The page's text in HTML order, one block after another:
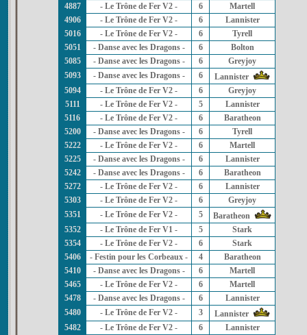
4887
- Le Trône de Fer V2 - 6
Martell
4906
- Le Trône de Fer V2 - 6
Lannister
5016
- Le Trône de Fer V2 - 6
Tyrell
5051
- Danse avec les Dragons - 6
Bolton
5085
- Danse avec les Dragons - 6
Greyjoy
5093
- Danse avec les Dragons - 6
Lannister
5094
- Le Trône de Fer V2 - 6
Greyjoy
5111
- Le Trône de Fer V2 - 5
Lannister
5116
- Le Trône de Fer V2 - 6
Baratheon
5200
- Danse avec les Dragons - 6
Tyrell
5222
- Le Trône de Fer V2 - 6
Martell
5225
- Danse avec les Dragons - 6
Lannister
5242
- Danse avec les Dragons - 6
Baratheon
5272
- Le Trône de Fer V2 - 6
Lannister
5303
- Le Trône de Fer V2 - 6
Greyjoy
5351
- Le Trône de Fer V2 - 5
Baratheon
5352
- Le Trône de Fer V1 - 5
Stark
5354
- Le Trône de Fer V2 - 6
Stark
5406
- Festin pour les Corbeaux - 4
Baratheon
5410
- Danse avec les Dragons - 6
Martell
5465
- Le Trône de Fer V2 - 6
Martell
5478
- Danse avec les Dragons - 6
Lannister
5480
- Le Trône de Fer V2 - 3
Lannister
5482
- Le Trône de Fer V2 - 6
Lannister